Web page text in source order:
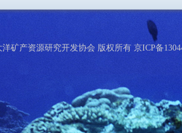
洋矿产资源研究开发协会 版权所有 京ICP备